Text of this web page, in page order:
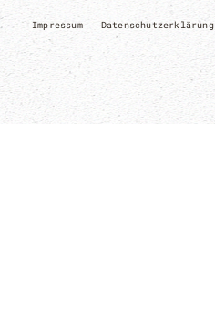
Impressum Datenschutzerklärung